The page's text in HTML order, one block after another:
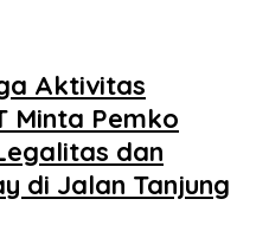
Aktivitas
Minta Pemko
dan
di Jalan Tanjung